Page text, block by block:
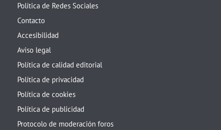
Política de Redes Sociales
Contacto
Accesibilidad
Aviso legal
Política de calidad editorial
Política de privacidad
Política de cookies
Política de publicidad
Protocolo de moderación foros